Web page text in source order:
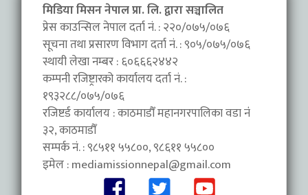
मिडिया मिसन नेपाल प्रा. लि. द्वारा सञ्चालित
प्रेस काउन्सिल नेपाल दर्ता नं. : २२०/०७५/०७६
सूचना तथा प्रसारण विभाग दर्ता नं. : ९०५/०७५/०७६
स्थायी लेखा नम्बर : ६०६६६२४४२
कम्पनी रजिष्ट्रारको कार्यालय दर्ता नं. :
१९३२८८/०७५/०७६
रजिष्टर्ड कार्यालय : काठमाडौँ महानगरपालिका वडा नंं
३२, काठमाडौँ
सम्पर्क नं. : ९८५११ ५५८००, ९८६११ ५५८००
इमेल :mediamissionnepal@gmail.com